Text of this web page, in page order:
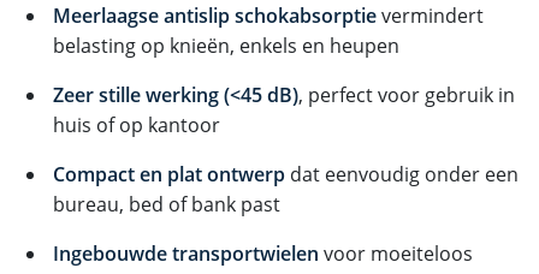
Meerlaagse antislip schokabsorptievermindert
belasting op knieën, enkels en heupen
Zeer stille werking (<45 dB), perfect voor gebruik in
huis of op kantoor
Compact en plat ontwerp dat eenvoudig onder een
bureau, bed of bank past
Ingebouwde transportwielen voor moeiteloos